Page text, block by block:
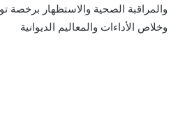
والمراقبة الصحية والاستظهار برخصة
وخلاص الأداءات والمعاليم الديوانية